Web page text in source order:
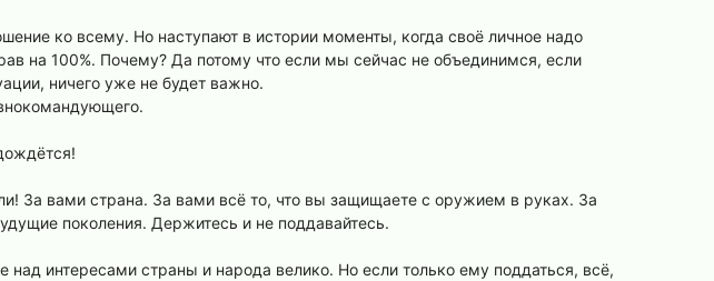
ко всему. Но наступают в истории моменты, когда своё личное надо
на 100%. Почему? Да потому что если мы сейчас не объединимся, если
ничего уже не будет важно.
За вами страна. За вами всё то, что вы защищаете с оружием в руках. За
поколения. Держитесь и не поддавайтесь.
над интересами страны и народа велико. Но если только ему поддаться, всё,